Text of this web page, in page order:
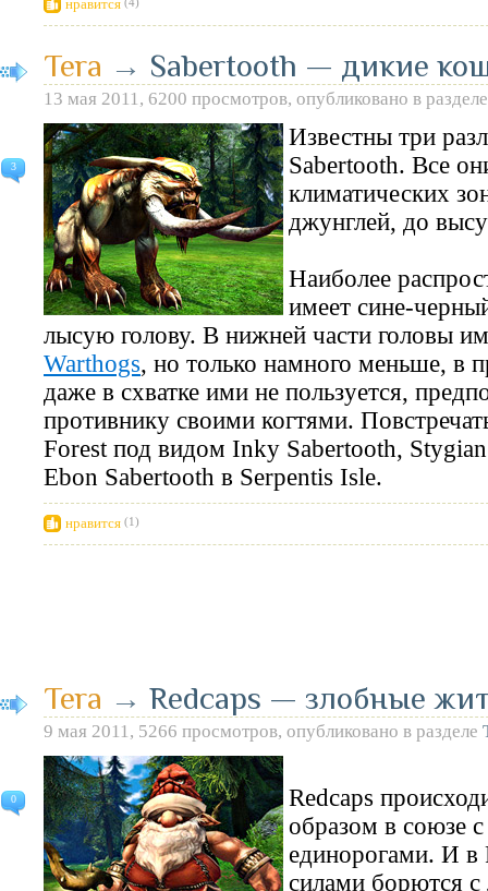
нравится
3
Tera → Sabertooth — дикие
13 мая 2011, 6200 просмотров, опубликовано в
Известны три
Sabertooth. Все
климатических
джунглей, до
Наиболее
имеет сине-
лысую голову. В нижней части головы
Warthogs, но только намного меньше, в
даже в схватке ими не пользуется,
противнику своими когтями.
Forest под видом Inky Sabertooth,
Ebon Sabertooth в Serpentis Isle.
нравится (1)
0
Tera → Redcaps — злобные
9 мая 2011, 5266 просмотров, опубликовано в разделе
Redcaps
образом в союзе
единорогами. И в
силами борются